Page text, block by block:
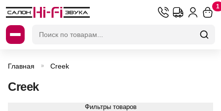
1
Главная » Creek
Creek
Фильтры товаров